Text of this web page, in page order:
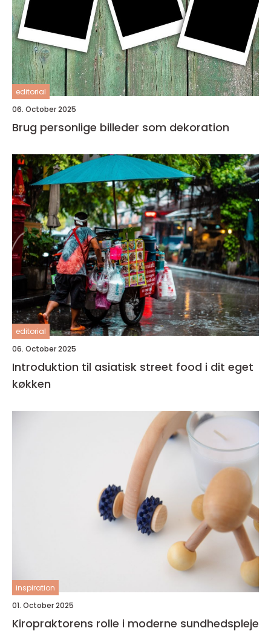
editorial
06. October 2025
Brug personlige billeder som dekoration
editorial
06. October 2025
Introduktion til asiatisk street food i dit eget
køkken
inspiration
01. October 2025
Kiropraktorens rolle i moderne sundhedspleje